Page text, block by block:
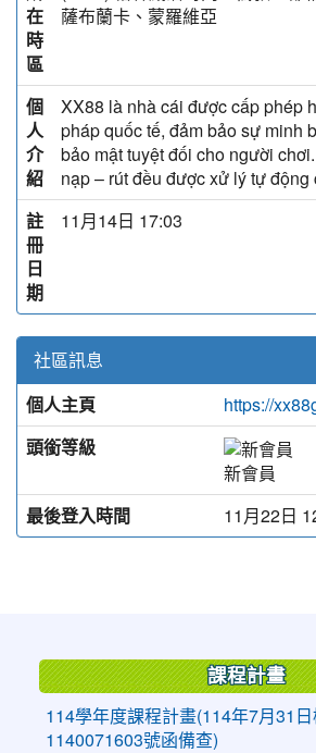
在
時
區
薩布蘭卡、蒙羅維亞
個
人
介
紹
XX88 là nhà cái được cấp phép
pháp quốc tế, đảm bảo sự minh
bảo mật tuyệt đối cho người
nạp – rút đều được xử lý tự động
註
冊
日
期
11月14日 17:03
社區訊息
個人主頁
https://
頭銜等級
新會員
最後登入時間
11月22日
課程計畫
114學年度課程計畫(114年7月31
1140071603號函備查)